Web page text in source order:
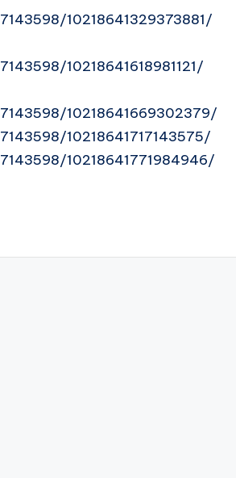
10218641329373881/
10218641618981121/
10218641669302379/
10218641717143575/
10218641771984946/